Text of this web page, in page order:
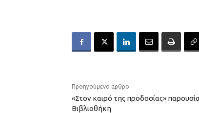
Προηγούμενο άρθρο
«Στον καιρό της προδοσίας»
Βιβλιοθήκη